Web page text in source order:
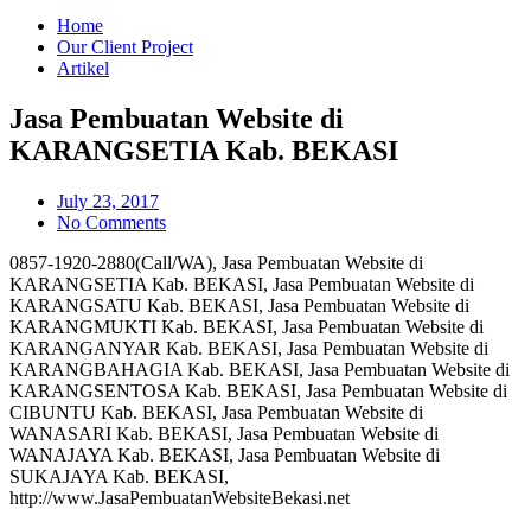
Home
Our Client Project
Artikel
Jasa Pembuatan Website di
KARANGSETIA Kab. BEKASI
July 23, 2017
No Comments
0857-1920-2880(Call/WA), Jasa Pembuatan Website di
KARANGSETIA Kab. BEKASI, Jasa Pembuatan Website di
KARANGSATU Kab. BEKASI, Jasa Pembuatan Website di
KARANGMUKTI Kab. BEKASI, Jasa Pembuatan Website di
KARANGANYAR Kab. BEKASI, Jasa Pembuatan Website di
KARANGBAHAGIA Kab. BEKASI, Jasa Pembuatan Website di
KARANGSENTOSA Kab. BEKASI, Jasa Pembuatan Website di
CIBUNTU Kab. BEKASI, Jasa Pembuatan Website di
WANASARI Kab. BEKASI, Jasa Pembuatan Website di
WANAJAYA Kab. BEKASI, Jasa Pembuatan Website di
SUKAJAYA Kab. BEKASI,
http://www.JasaPembuatanWebsiteBekasi.net